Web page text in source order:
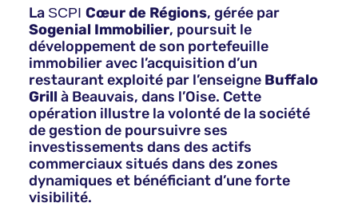
La SCPI Cœur de Régions, gérée par
Sogenial Immobilier, poursuit le
développement de son portefeuille
immobilier avec l’acquisition d’un
restaurant exploité par l’enseigne Buffalo
Grill à Beauvais, dans l’Oise. Cette
opération illustre la volonté de la société
de gestion de poursuivre ses
investissements dans des actifs
commerciaux situés dans des zones
dynamiques et bénéficiant d’une forte
visibilité.